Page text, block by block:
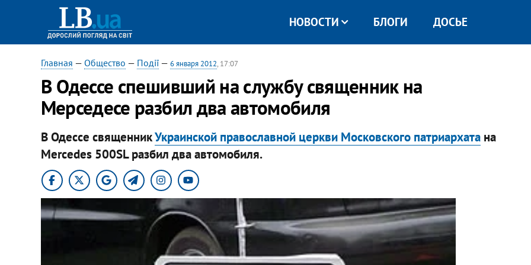
НОВОСТИ БЛОГИ ДОСЬЕ
Главная — Общество — Події— 6 января 2012, 17:07
В Одессе спешивший на службу священник на
Мерседесе разбил два автомобиля
В Одессе священникУкраинской православной церкви Московского патриархатана
Mercedes 500SL разбил два автомобиля.